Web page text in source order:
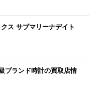
クス サブマリーナデイト
ブランド時計の買取店情